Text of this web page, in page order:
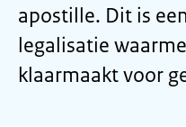
apostille. Dit is
legalisatie
klaarmaakt voor